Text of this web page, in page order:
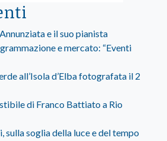
e il suo pianista
e mercato: “Eventi
all’Isola d’Elba fotografata il 2
di Franco Battiato a Rio
sulla soglia della luce e del tempo